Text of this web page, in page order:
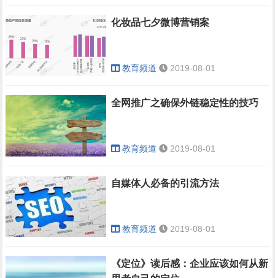
化妆品七夕微博营销案
教育频道 2019-08-01
全网推广之确保外链稳定性的技巧
教育频道 2019-08-01
自媒体人必备的引流方法
教育频道 2019-08-01
《定位》读后感：企业应该如何从新